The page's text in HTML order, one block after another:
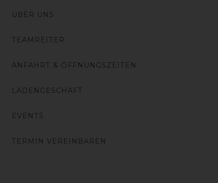
ÜBER UNS
TEAMREITER
ANFAHRT & ÖFFNUNGSZEITEN
LADENGESCHÄFT
EVENTS
TERMIN VEREINBAREN